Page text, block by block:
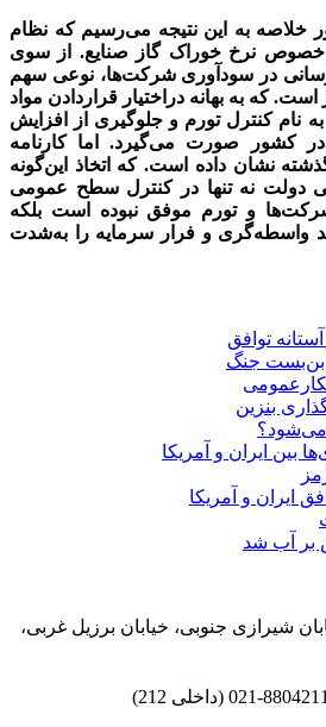
خلاصه به این نتیجه می‌رسیم که نظام
نرخ خوراک گاز صنایع. از سوی
در سودآوری شرکت‌ها، نوعی سهم
که به بهانه دراختیار قراردادن مواد
به نام کنترل تورم و جلوگیری از افزایش
کشور صورت می‌گیرد. اما کارنامه
و تجربه 2 دهه گذشته نشان داده است. که اتخاذ این‌گونه
دولت نه تنها در کنترل سطح عمومی
و تورم موفق نبوده است بلکه
واسطه‌گری و فرار سرمایه را به‌شدت
توافق
بن‌بست جنگ
بنزین
می‌شود؟
بین ایران و آمریکا
ایران و آمریکا
بر آب شد
شیرازی جنوبی، خیابان برزیل غربی،